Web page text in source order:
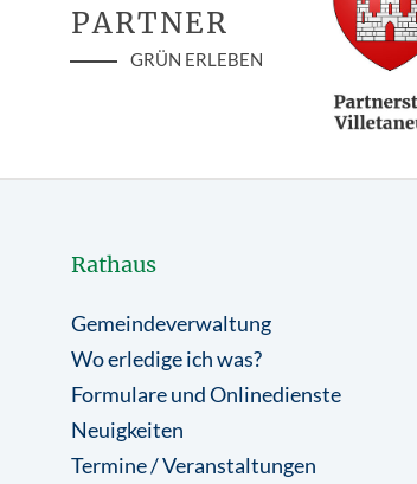
PARTNER
GRÜN ERLEBEN
Rathaus
Gemeindeverwaltung
Wo erledige ich was?
Formulare und Onlinedienste
Neuigkeiten
Termine / Veranstaltungen